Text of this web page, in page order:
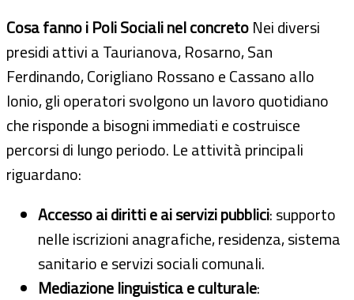
Cosa fanno i Poli Sociali nel concretoNei diversi
presidi attivi a Taurianova, Rosarno, San
Ferdinando, Corigliano Rossano e Cassano allo
Ionio, gli operatori svolgono un lavoro quotidiano
che risponde a bisogni immediati e costruisce
percorsi di lungo periodo. Le attività principali
riguardano:
Accesso ai diritti e ai servizi pubblici: supporto
nelle iscrizioni anagrafiche, residenza, sistema
sanitario e servizi sociali comunali.
Mediazione linguistica e culturale: